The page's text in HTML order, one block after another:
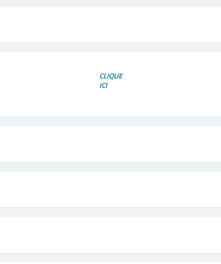
CLIQUE
ICI